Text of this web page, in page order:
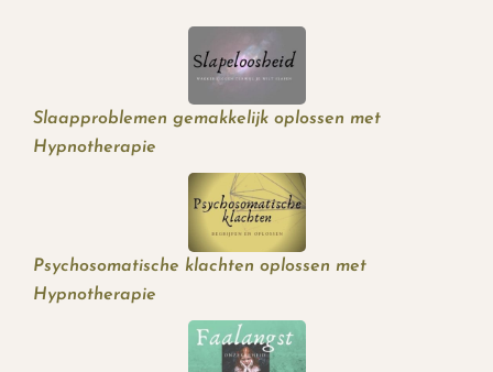
Slaapproblemen gemakkelijk oplossen met
Hypnotherapie
Psychosomatische klachten oplossen met
Hypnotherapie